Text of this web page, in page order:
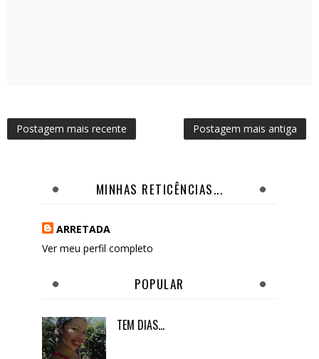
Postagem mais recente Postagem mais antiga
MINHAS RETICÊNCIAS...
ARRETADA
Ver meu perfil completo
POPULAR
TEM DIAS...